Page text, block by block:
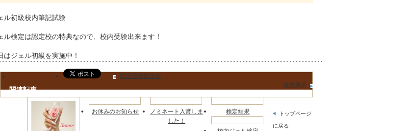
ル初級校内筆記試験
ル検定は認定校の特典なので、校内受験出来ます！
はジェル初級を実施中！
認定講師勉強会
授業風景
関連記事
お休みのお知らせ
ノミネート入賞しま
した！
検定結果 トップページ
に戻る